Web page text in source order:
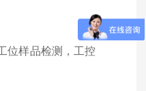
位样品检测，工控